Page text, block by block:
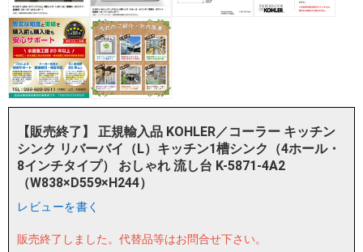
【販売終了】 正規輸入品 KOHLER／コーラー キッチン
シンク リバーバイ（L）キッチン1槽シンク（4ホール・
8インチタイプ） おしゃれ 流し台 K-5871-4A2
（W838×D559×H244）
レビューを書く
販売終了しました。 代替品等はお問合せ下さい。